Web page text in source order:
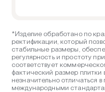
*Изделие обработано по
ректификации, который
стабильные размеры,
регулярность и простоту
соответствует
фактический размер плитки
незначительно отличаться
международными